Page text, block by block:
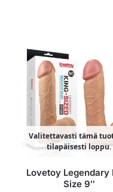
Valitettavasti tämä
tilapäisesti loppu.
Lovetoy Legendary
Size 9″